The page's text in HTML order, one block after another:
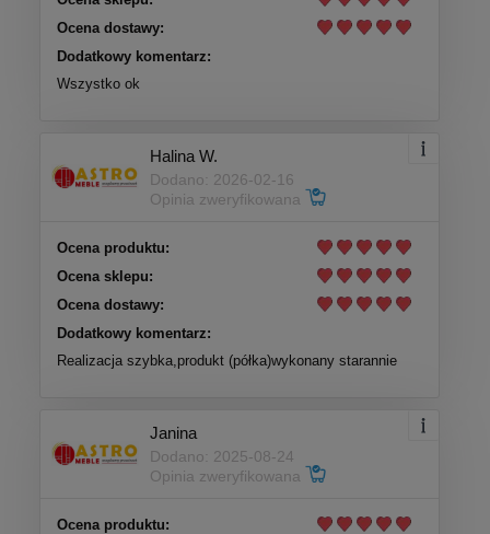
Ocena dostawy:
Dodatkowy komentarz:
Wszystko ok
Halina W.
Dodano: 2026-02-16
Opinia zweryfikowana
Ocena produktu:
Ocena sklepu:
Ocena dostawy:
Dodatkowy komentarz:
Realizacja szybka,produkt (półka)wykonany starannie
Janina
Dodano: 2025-08-24
Opinia zweryfikowana
Ocena produktu: